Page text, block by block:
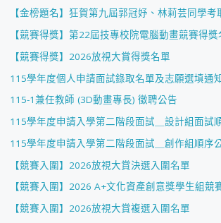
【金榜題名】狂賀第九屆郭冠妤、林莉芸同學考
【競賽得獎】第22屆技專校院電腦動畫競賽得獎
【競賽得獎】2026放視大賞得獎名單
115學年度個人申請面試錄取名單及志願選填通
115-1兼任教師 (3D動畫專長) 徵聘公告
115學年度申請入學第二階段面試＿設計組面試
115學年度申請入學第二階段面試＿創作組順序
【競賽入圍】2026放視大賞決選入圍名單
【競賽入圍】2026 A+文化資產創意獎學生組競
【競賽入圍】2026放視大賞複選入圍名單